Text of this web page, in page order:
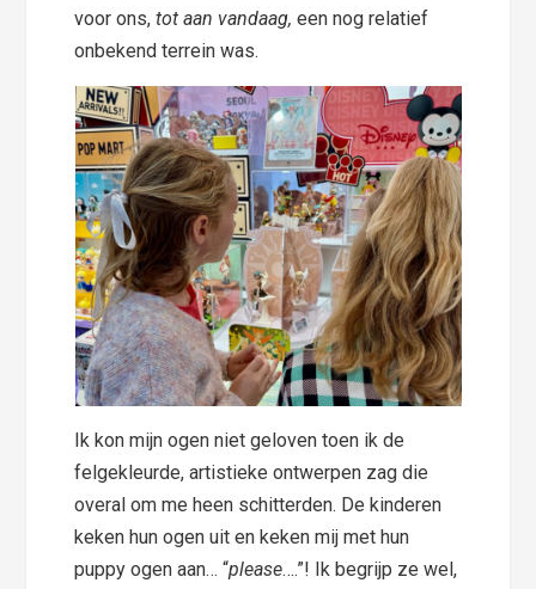
voor ons,tot aan vandaag, een nog relatief
onbekend terrein was.
Ik kon mijn ogen niet geloven toen ik de
felgekleurde, artistieke ontwerpen zag die
overal om me heen schitterden. De kinderen
keken hun ogen uit en keken mij met hun
puppy ogen aan… “please….”! Ik begrijp ze wel,